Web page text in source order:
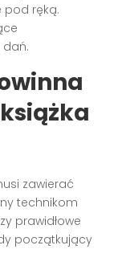
pod ręką.
zawierać
technikom
prawidłowe
początkujący